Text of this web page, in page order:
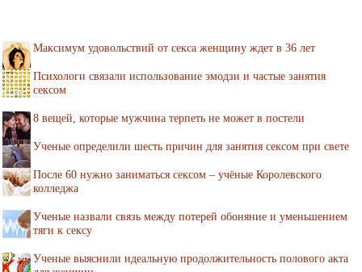
Максимум удовольствий от секса женщину ждет в 36 лет
Психологи связали использование эмодзи и частые занятия
сексом
8 вещей, которые мужчина терпеть не может в постели
Ученые определили шесть причин для занятия сексом при свете
После 60 нужно заниматься сексом – учёные Королевского
колледжа
Ученые назвали связь между потерей обоняние и уменьшением
тяги к сексу
Ученые выяснили идеальную продолжительность полового акта